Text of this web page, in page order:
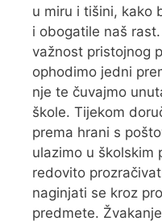
u miru i tišini, kako
i obogatile naš
važnost pristojnog
ophodimo jedni
nje te čuvajmo
škole. Tijekom
prema hrani s
ulazimo u školskim
redovito
naginjati se kroz
predmete.